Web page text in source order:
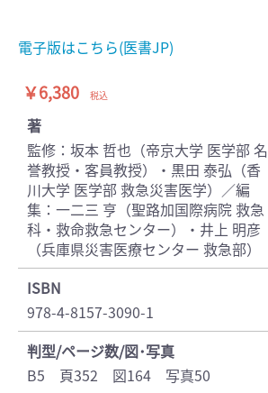
電子版はこちら(医書JP)
￥6,380 税込
著
監修：坂本 哲也（帝京大学 医学部 名
誉教授・客員教授）・黒田 泰弘（香
川大学 医学部 救急災害医学）／編
集：一二三 亨（聖路加国際病院 救急
科・救命救急センター）・井上 明彦
（兵庫県災害医療センター 救急部）
ISBN
978-4-8157-3090-1
判型/ページ数/図･写真
B5 頁352 図164 写真50